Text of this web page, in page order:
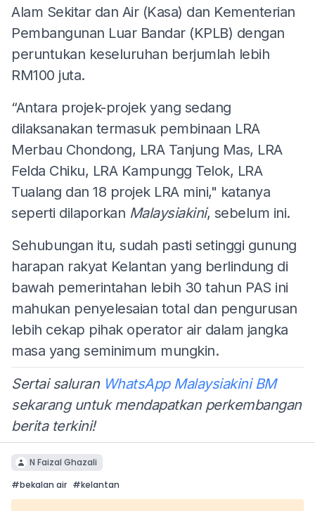
Alam Sekitar dan Air (Kasa) dan Kementerian
Pembangunan Luar Bandar (KPLB) dengan
peruntukan keseluruhan berjumlah lebih
RM100 juta.
“Antara projek-projek yang sedang
dilaksanakan termasuk pembinaan LRA
Merbau Chondong, LRA Tanjung Mas, LRA
Felda Chiku, LRA Kampungg Telok, LRA
Tualang dan 18 projek LRA mini," katanya
seperti dilaporkan Malaysiakini, sebelum ini.
Sehubungan itu, sudah pasti setinggi gunung
harapan rakyat Kelantan yang berlindung di
bawah pemerintahan lebih 30 tahun PAS ini
mahukan penyelesaian total dan pengurusan
lebih cekap pihak operator air dalam jangka
masa yang seminimum mungkin.
Sertai saluran WhatsApp Malaysiakini BM
sekarang untuk mendapatkan perkembangan
berita terkini!
N Faizal Ghazali
#bekalan air #kelantan